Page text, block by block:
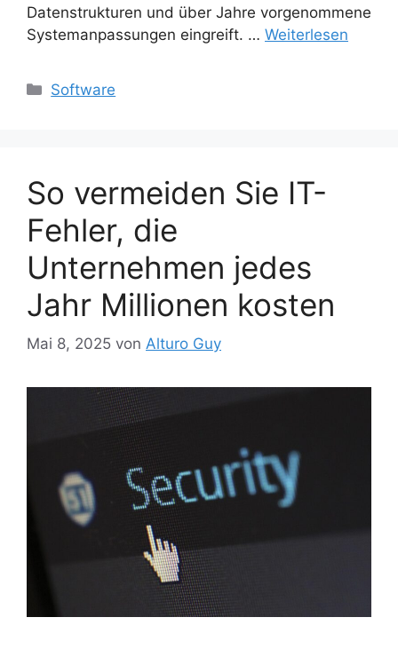
Datenstrukturen und über Jahre vorgenommene
Systemanpassungen eingreift. … Weiterlesen
Kategorien
Software
So vermeiden Sie IT-
Fehler, die
Unternehmen jedes
Jahr Millionen kosten
Mai 8, 2025 von Alturo Guy